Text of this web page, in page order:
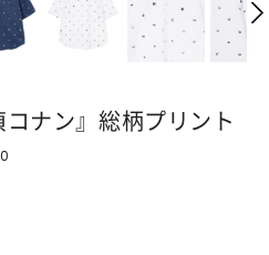
コナン』総柄プリント